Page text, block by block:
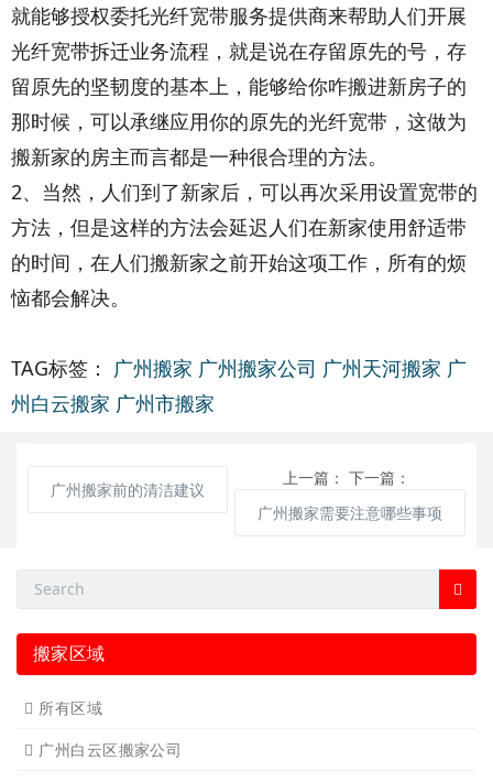
就能够授权委托光纤宽带服务提供商来帮助人们开展
光纤宽带拆迁业务流程，就是说在存留原先的号，存
留原先的坚韧度的基本上，能够给你咋搬进新房子的
那时候，可以承继应用你的原先的光纤宽带，这做为
搬新家的房主而言都是一种很合理的方法。
2、当然，人们到了新家后，可以再次采用设置宽带的
方法，但是这样的方法会延迟人们在新家使用舒适带
的时间，在人们搬新家之前开始这项工作，所有的烦
恼都会解决。
TAG标签： 广州搬家 广州搬家公司 广州天河搬家 广
州白云搬家 广州市搬家
上一篇：
广州搬家前的清洁建议
下一篇：
广州搬家需要注意哪些事项
搬家区域
所有区域
广州白云区搬家公司